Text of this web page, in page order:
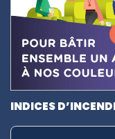
INDICES